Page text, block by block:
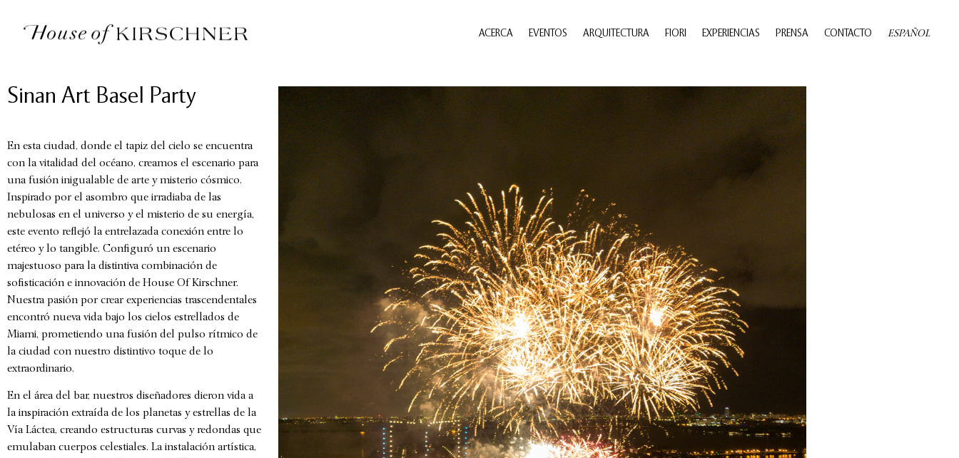
ACERCA EVENTOS ARQUITECTURA FIORI EXPERIENCIAS PRENSA CONTACTO ESPAÑOL
Sinan Art Basel Party
En esta ciudad, donde el tapiz del cielo se encuentra
con la vitalidad del océano, creamos el escenario para
una fusión inigualable de arte y misterio cósmico.
Inspirado por el asombro que irradiaba de las
nebulosas en el universo y el misterio de su energía,
este evento reflejó la entrelazada conexión entre lo
etéreo y lo tangible. Configuró un escenario
majestuoso para la distintiva combinación de
sofisticación e innovación de House Of Kirschner.
Nuestra pasión por crear experiencias trascendentales
encontró nueva vida bajo los cielos estrellados de
Miami, prometiendo una fusión del pulso rítmico de
la ciudad con nuestro distintivo toque de lo
extraordinario.
En el área del bar, nuestros diseñadores dieron vida a
la inspiración extraída de los planetas y estrellas de la
Vía Láctea, creando estructuras curvas y redondas que
emulaban cuerpos celestiales. La instalación artística,